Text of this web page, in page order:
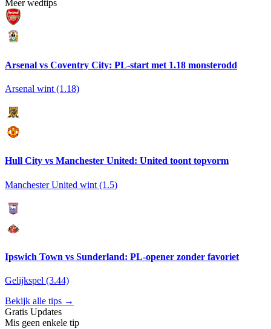
Meer wedtips
Arsenal vs Coventry City: PL-start met 1.18 monsterodd
Arsenal wint (1.18)
Hull City vs Manchester United: United toont topvorm
Manchester United wint (1.5)
Ipswich Town vs Sunderland: PL-opener zonder favoriet
Gelijkspel (3.44)
Bekijk alle tips →
Gratis Updates
Mis geen enkele tip